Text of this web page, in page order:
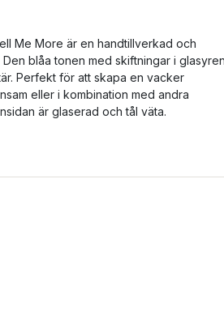
Me More är en handtillverkad och
blåa tonen med skiftningar i
Perfekt för att skapa en vacker
eller i kombination med andra
är glaserad och tål väta.